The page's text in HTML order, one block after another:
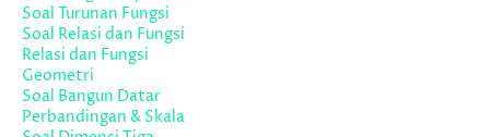
Soal Turunan Fungsi
Soal Relasi dan Fungsi
Relasi dan Fungsi
Geometri
Soal Bangun Datar
Perbandingan & Skala